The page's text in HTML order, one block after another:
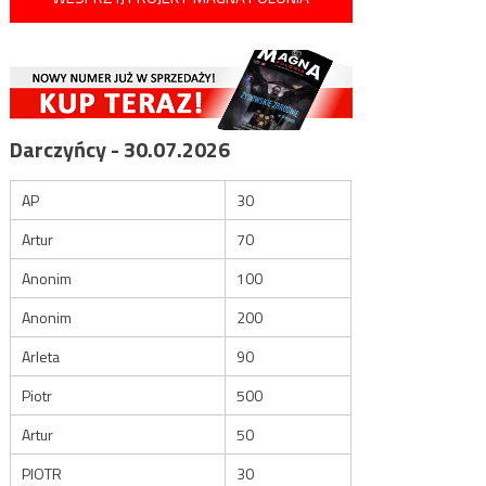
Darczyńcy - 30.07.2026
AP
30
Artur
70
Anonim
100
Anonim
200
Arleta
90
Piotr
500
Artur
50
PIOTR
30